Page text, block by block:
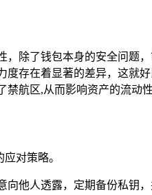
除了钱包本身的安全问题
存在着显著的差异，这就
航区,从而影响资产的流动性
对策略。
他人透露，定期备份私钥